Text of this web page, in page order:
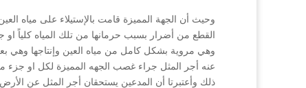
وحيث أن الجهة المميزة قامت بالإستيلاء على مياه
القطع من أضرار بسبب حرمانها من تلك المياه كلياً او
وهي مروية بشكل كامل من مياه العين وإنتاجها وهي
عنه أجر المثل جراء غصب الجهه المميزة لكل او جزء
ذلك وأعتبرتا أن المدعين يستحقان أجر المثل عن